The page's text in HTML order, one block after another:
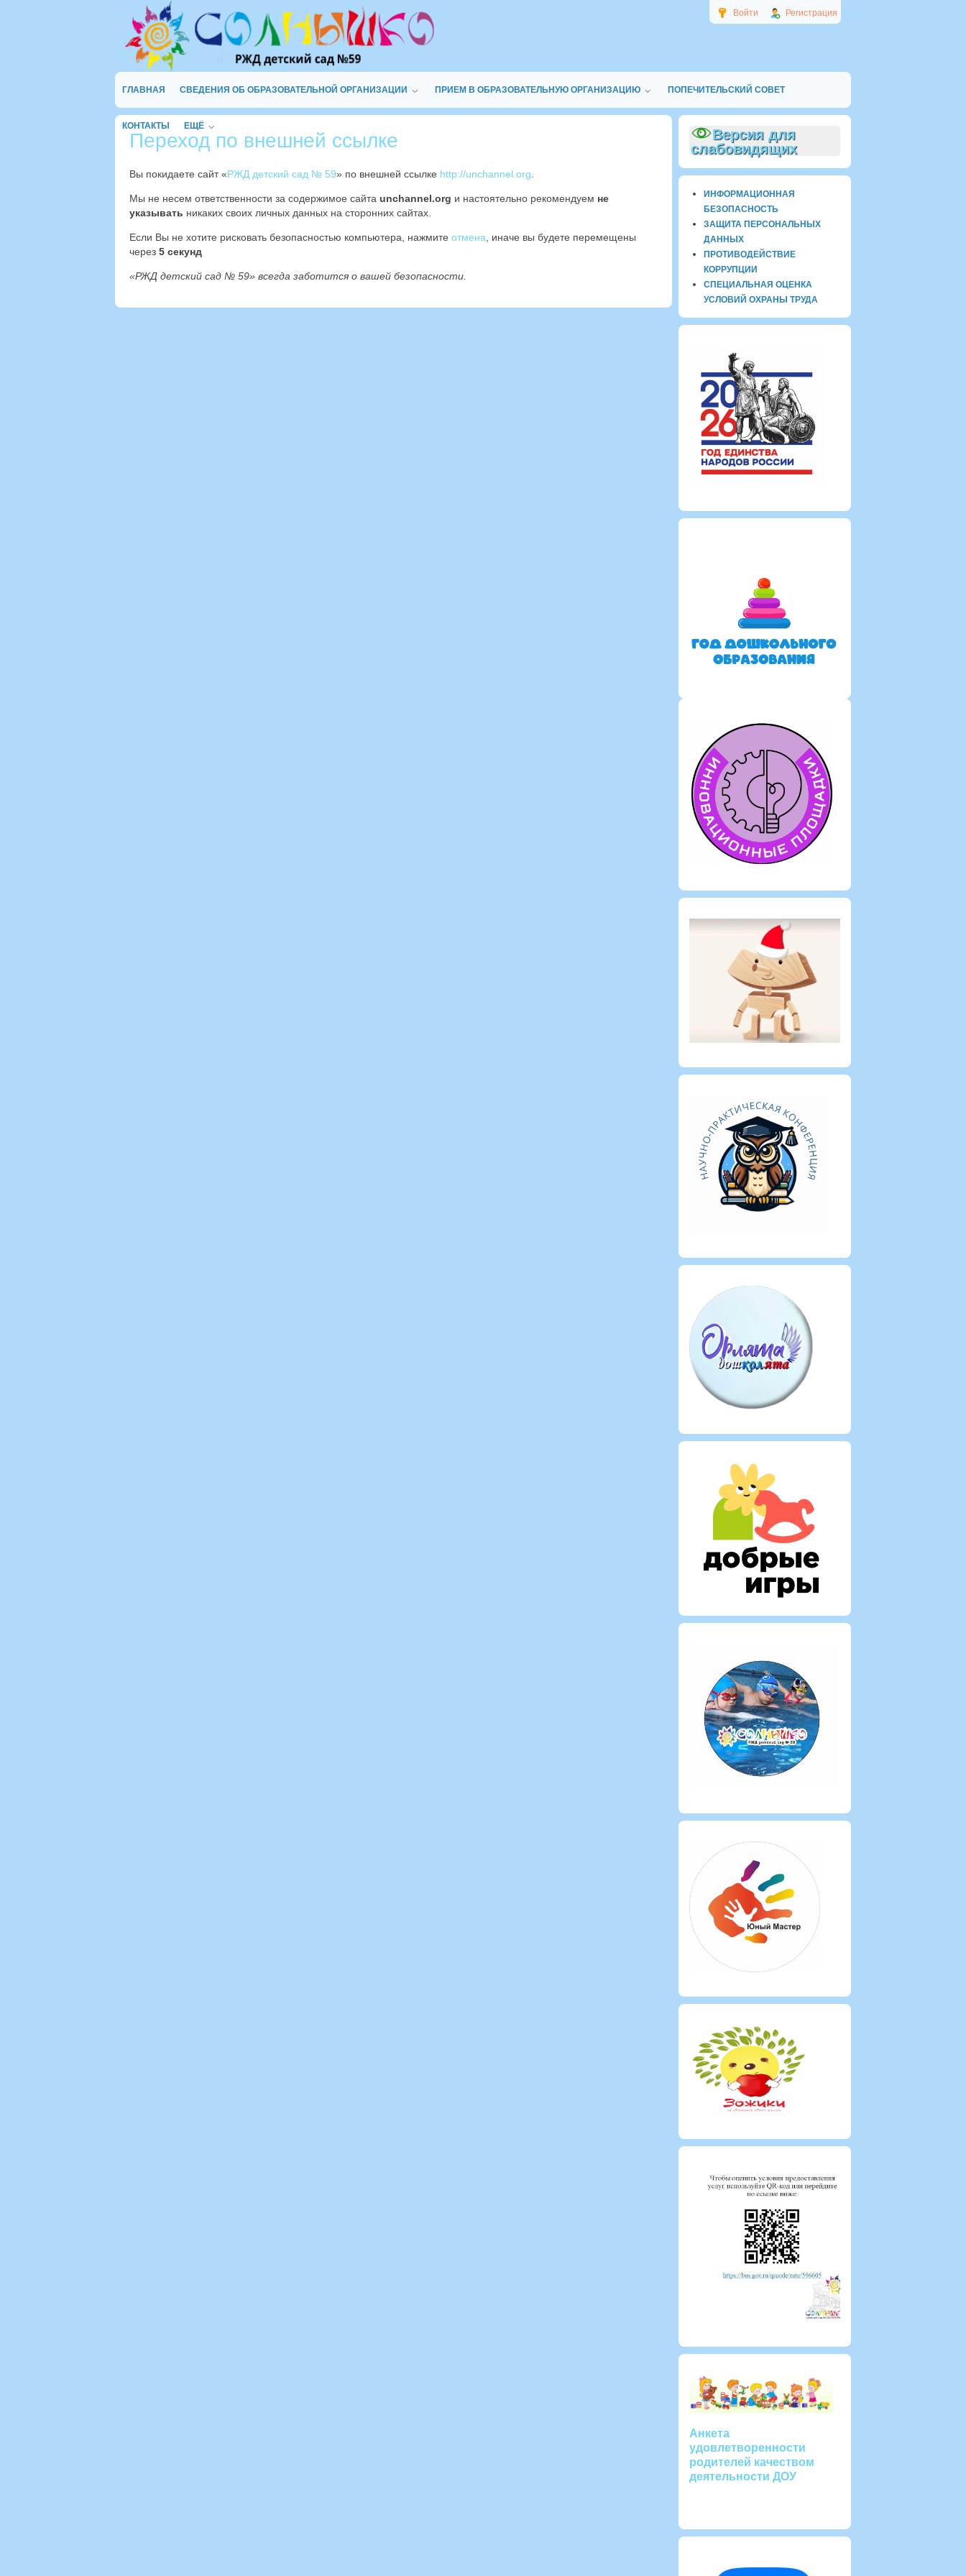
Войти Регистрация
ГЛАВНАЯ СВЕДЕНИЯ ОБ ОБРАЗОВАТЕЛЬНОЙ ОРГАНИЗАЦИИ ПРИЕМ В ОБРАЗОВАТЕЛЬНУЮ ОРГАНИЗАЦИЮ ПОПЕЧИТЕЛЬСКИЙ СОВЕТ
КОНТАКТЫ ЕЩЁ
Переход по внешней ссылке
Вы покидаете сайт «РЖД детский сад № 59» по внешней ссылке http://unchannel.org
Мы не несем ответственности за содержимое сайта unchannel.org и настоятельно рекомендуем не
указывать никаких своих личных данных на сторонних сайтах.
Если Вы не хотите рисковать безопасностью компьютера, нажмите отмена , иначе вы будете перемещены
через 4 секунд
«РЖД детский сад № 59» всегда заботится о вашей безопасности.
Версия для
слабовидящих
ИНФОРМАЦИОННАЯ
БЕЗОПАСНОСТЬ
ЗАЩИТА ПЕРСОНАЛЬНЫХ
ДАННЫХ
ПРОТИВОДЕЙСТВИЕ
КОРРУПЦИИ
СПЕЦИАЛЬНАЯ ОЦЕНКА
УСЛОВИЙ ОХРАНЫ ТРУДА
Анкета
удовлетворенности
родителей качеством
деятельности ДОУ